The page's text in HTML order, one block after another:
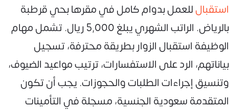
استقبالللعمل بدوام كامل في مقرها بحي قرطبة
بالرياض. الراتب الشهري يبلغ 5,000 ريال. تشمل مهام
الوظيفة استقبال الزوار بطريقة محترفة، تسجيل
بياناتهم، الرد على الاستفسارات، ترتيب مواعيد الضيوف،
وتنسيق إجراءات الطلبات والحجوزات. يجب أن تكون
المتقدمة سعودية الجنسية، مسجلة في التأمينات